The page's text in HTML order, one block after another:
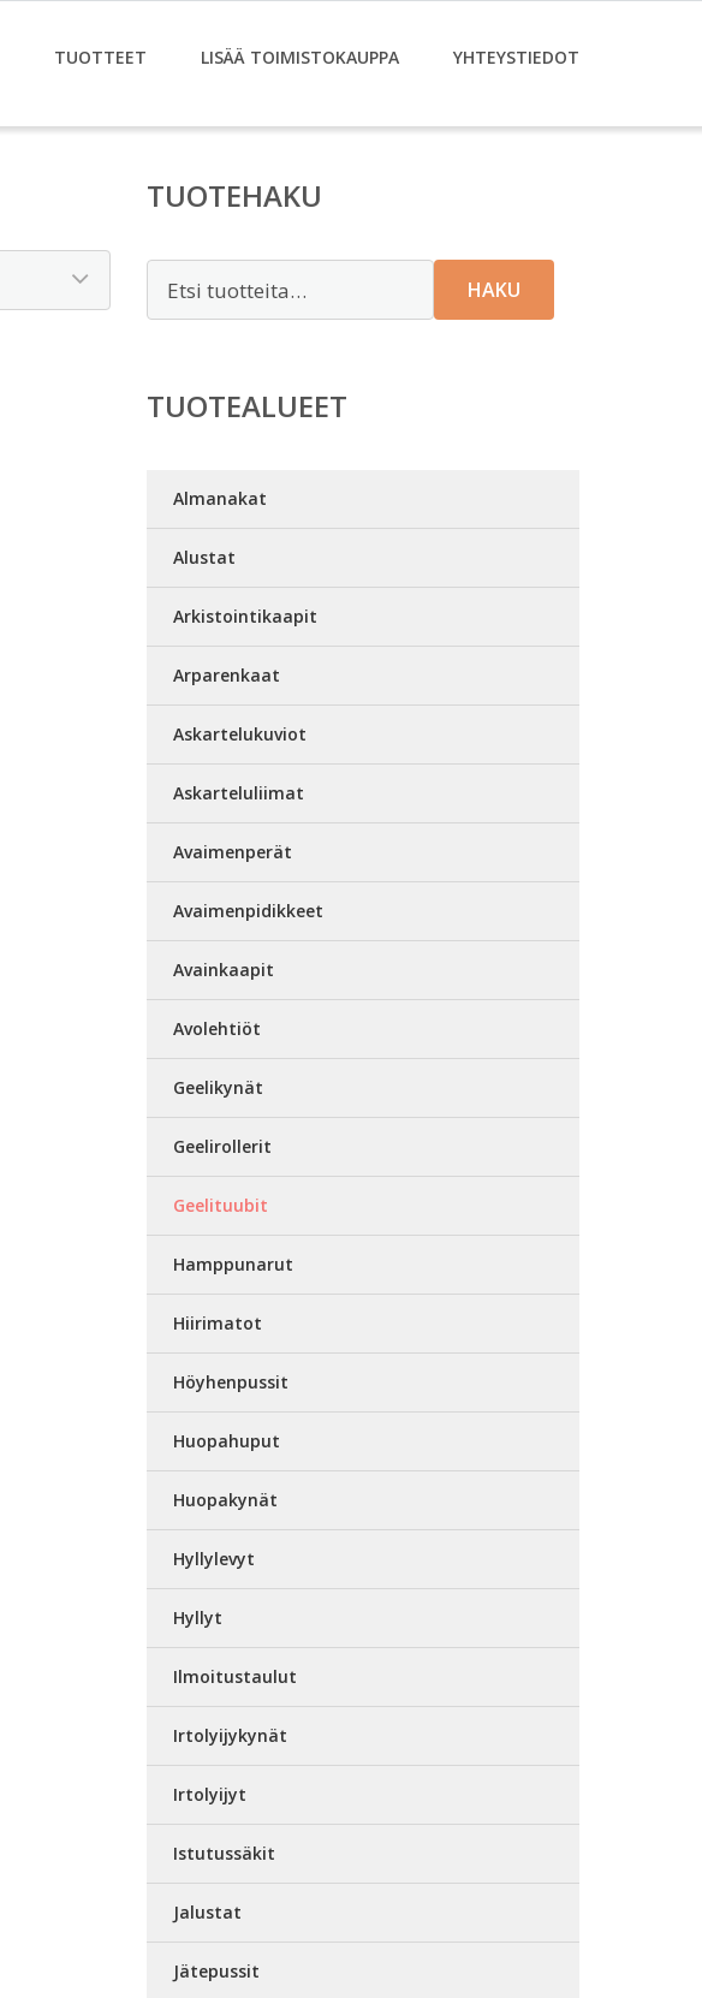
TUOTTEET LISÄÄ TOIMISTOKAUPPA YHTEYSTIEDOT
TUOTEHAKU
HAKU
TUOTEALUEET
Almanakat
Alustat
Arkistointikaapit
Arparenkaat
Askartelukuviot
Askarteluliimat
Avaimenperät
Avaimenpidikkeet
Avainkaapit
Avolehtiöt
Geelikynät
Geelirollerit
Geelituubit
Hamppunarut
Hiirimatot
Höyhenpussit
Huopahuput
Huopakynät
Hyllylevyt
Hyllyt
Ilmoitustaulut
Irtolyijykynät
Irtolyijyt
Istutussäkit
Jalustat
Jätepussit